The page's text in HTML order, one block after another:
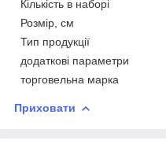
Кількість в наборі
Розмір, см
Тип продукції
додаткові параметри
торговельна марка
Приховати